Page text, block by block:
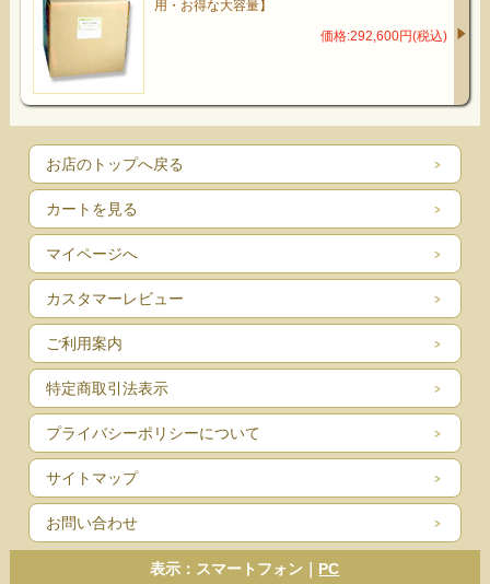
用・お得な大容量】
価格:292,600円(税込)
お店のトップへ戻る
カートを見る
マイページへ
カスタマーレビュー
ご利用案内
特定商取引法表示
プライバシーポリシーについて
サイトマップ
お問い合わせ
表示：スマートフォン｜ PC